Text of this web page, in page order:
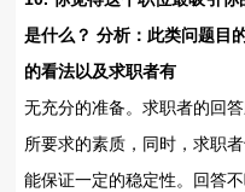
是什么？ 分析：此类问题目
的看法以及求职者有
无充分的准备。求职者的回
所要求的素质，同时，求职
能保证一定的稳定性。回答